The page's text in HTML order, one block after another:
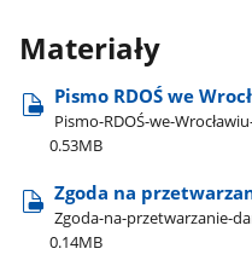
Materiały
Pismo RDOŚ we
Pismo-RDOŚ-we-
0.53MB
Zgoda na
Zgoda-na-przetwarzanie-
0.14MB